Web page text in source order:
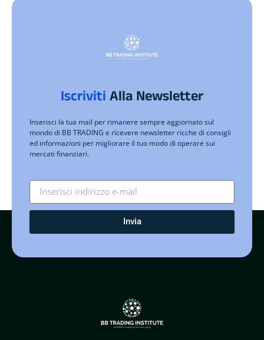
IscrivitiAlla Newsletter
Inserisci la tua mail per rimanere sempre aggiornato sul
mondo di BB TRADING e ricevere newsletter ricche di consigli
ed informazioni per migliorare il tuo modo di operare sui
mercati finanziari.
Invia